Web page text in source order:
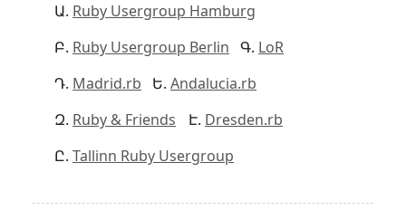
Ruby Usergroup Hamburg
Ruby Usergroup Berlin
LoR
Madrid.rb
Andalucia.rb
Ruby & Friends
Dresden.rb
Tallinn Ruby Usergroup